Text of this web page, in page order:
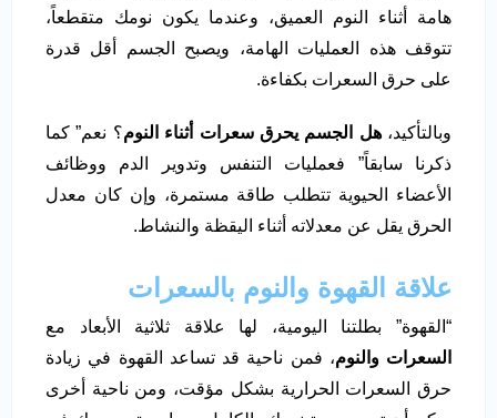
هامة أثناء النوم العميق، وعندما يكون نومك متقطعاً،
تتوقف هذه العمليات الهامة، ويصبح الجسم أقل قدرة
على حرق السعرات بكفاءة.
وبالتأكيد،هل الجسم يحرق سعرات أثناء النوم؟ نعم” كما
ذكرنا سابقاً” فعمليات التنفس وتدوير الدم ووظائف
الأعضاء الحيوية تتطلب طاقة مستمرة، وإن كان معدل
الحرق يقل عن معدلاته أثناء اليقظة والنشاط.
علاقة القهوة والنوم بالسعرات
“القهوة” بطلتنا اليومية، لها علاقة ثلاثية الأبعاد مع
السعرات والنوم، فمن ناحية قد تساعد القهوة في زيادة
حرق السعرات الحرارية بشكل مؤقت، ومن ناحية أخرى